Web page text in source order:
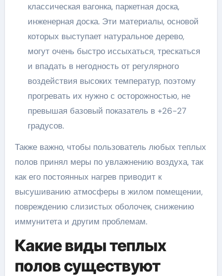
классическая вагонка, паркетная доска,
инженерная доска. Эти материалы, основой
которых выступает натуральное дерево,
могут очень быстро иссыхаться, трескаться
и впадать в негодность от регулярного
воздействия высоких температур, поэтому
прогревать их нужно с осторожностью, не
превышая базовый показатель в +26-27
градусов.
Также важно, чтобы пользователь любых теплых
полов принял меры по увлажнению воздуха, так
как его постоянных нагрев приводит к
высушиванию атмосферы в жилом помещении,
повреждению слизистых оболочек, снижению
иммунитета и другим проблемам.
Какие виды теплых
полов существуют